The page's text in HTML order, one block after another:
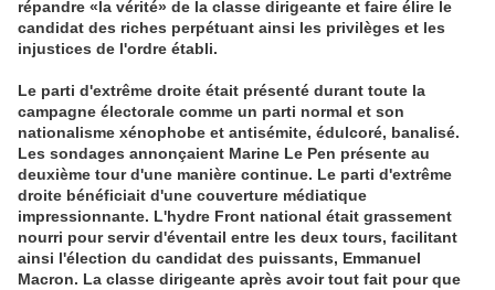
répandre «la vérité» de la classe dirigeante et faire élire le
candidat des riches perpétuant ainsi les privilèges et les
injustices de l'ordre établi.
Le parti d'extrême droite était présenté durant toute la
campagne électorale comme un parti normal et son
nationalisme xénophobe et antisémite, édulcoré, banalisé.
Les sondages annonçaient Marine Le Pen présente au
deuxième tour d'une manière continue. Le parti d'extrême
droite bénéficiait d'une couverture médiatique
impressionnante. L'hydre Front national était grassement
nourri pour servir d'éventail entre les deux tours, facilitant
ainsi l'élection du candidat des puissants, Emmanuel
Macron. La classe dirigeante après avoir tout fait pour que